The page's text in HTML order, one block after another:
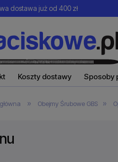
dostawa już od 400 zł
Koszty dostawy Sposoby
» Obejmy Śrubowe GBS »